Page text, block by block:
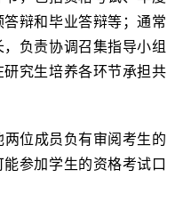
辩和毕业答辩等；通常
负责协调召集指导小组
究生培养各环节承担共
位成员负有审阅考生的
参加学生的资格考试口